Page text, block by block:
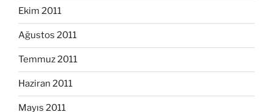
Ekim 2011
Ağustos 2011
Temmuz 2011
Haziran 2011
Mayıs 2011